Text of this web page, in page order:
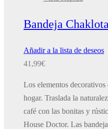
Bandeja
Añadir a la lista de deseos
41,99€
Los elementos
hogar. Traslada la
café con las bonitas y
House Doctor. Las